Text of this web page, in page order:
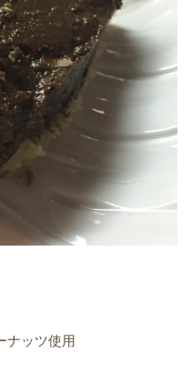
ッツ使用